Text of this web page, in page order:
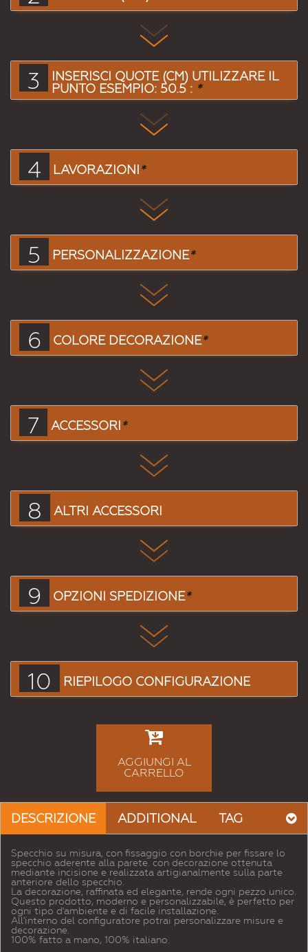
3
INSERISCI QUOTE (CM) UTILIZZARE IL
PUNTO ESEMPIO: 50.5 : *
4 LAVORAZIONI*
5 PERSONALIZZAZIONE*
6 COLORE DECORAZIONE*
7 ACCESSORI*
8 ALTRI ACCESSORI
9 OPZIONI SPEDIZIONE*
10 RIEPILOGO CONFIGURAZIONE
AGGIUNGI AL
CARRELLO
DESCRIZIONE ADDITIONAL TAG
Specchio su misura, con fissaggio con borchie per fissare lo
specchio aderente alla parete. con decorazione ottenuta
mediante incisione e realizzata artigianalmente sulla parte
anteriore dello specchio.
La decorazione, raffinata ed elegante, rende ogni pezzo unico.
Questo prodotto, moderno e personalizzabile, è perfetto per
ogni tipo d'ambiente e di facile installazione.
All'interno del configuratore potrai personalizzare misure e
decorazione.
100% fatto a mano, 100% italiano.